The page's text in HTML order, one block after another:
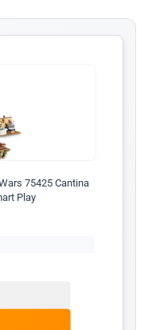
75425 Cantina
Play